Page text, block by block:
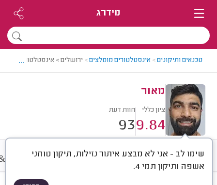
מידרג
טכנאים ותיקונים> אינסטלטורים מומלצים> ירושלים > אינסטלטור מומלץ
...
מאור
ציון כללי
9.84
חוות דעת
93
שימו לב - אני לא מבצע איתור נזילות, תיקון טוחני
אשפה ותיקון תמי 4.
חוות דעת מחירים ממוצע